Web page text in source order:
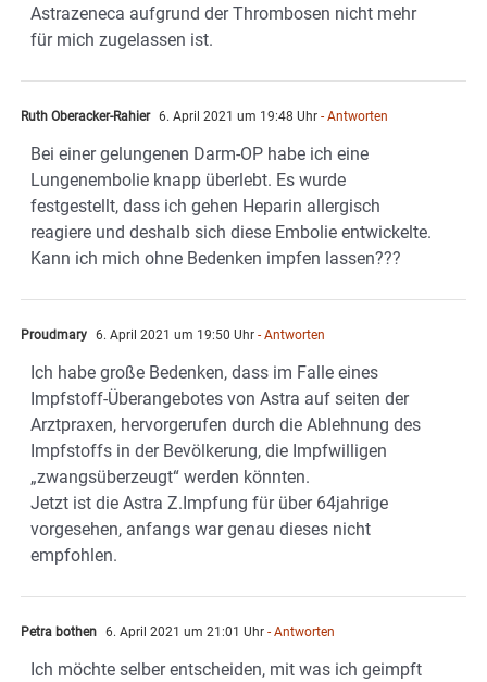
Astrazeneca aufgrund der Thrombosen nicht mehr
für mich zugelassen ist.
Ruth Oberacker-Rahier 6. April 2021 um 19:48 Uhr - Antworten
Bei einer gelungenen Darm-OP habe ich eine
Lungenembolie knapp überlebt. Es wurde
festgestellt, dass ich gehen Heparin allergisch
reagiere und deshalb sich diese Embolie entwickelte.
Kann ich mich ohne Bedenken impfen lassen???
Proudmary 6. April 2021 um 19:50 Uhr - Antworten
Ich habe große Bedenken, dass im Falle eines
Impfstoff-Überangebotes von Astra auf seiten der
Arztpraxen, hervorgerufen durch die Ablehnung des
Impfstoffs in der Bevölkerung, die Impfwilligen
„zwangsüberzeugt“ werden könnten.
Jetzt ist die Astra Z.Impfung für über 64jahrige
vorgesehen, anfangs war genau dieses nicht
empfohlen.
Petra bothen 6. April 2021 um 21:01 Uhr - Antworten
Ich möchte selber entscheiden, mit was ich geimpft